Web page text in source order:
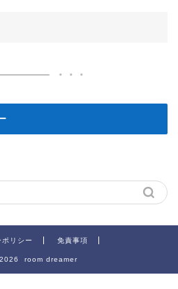
リシー 免責事項
room dreamer